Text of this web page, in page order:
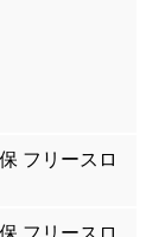
フリースロ
フリースロ